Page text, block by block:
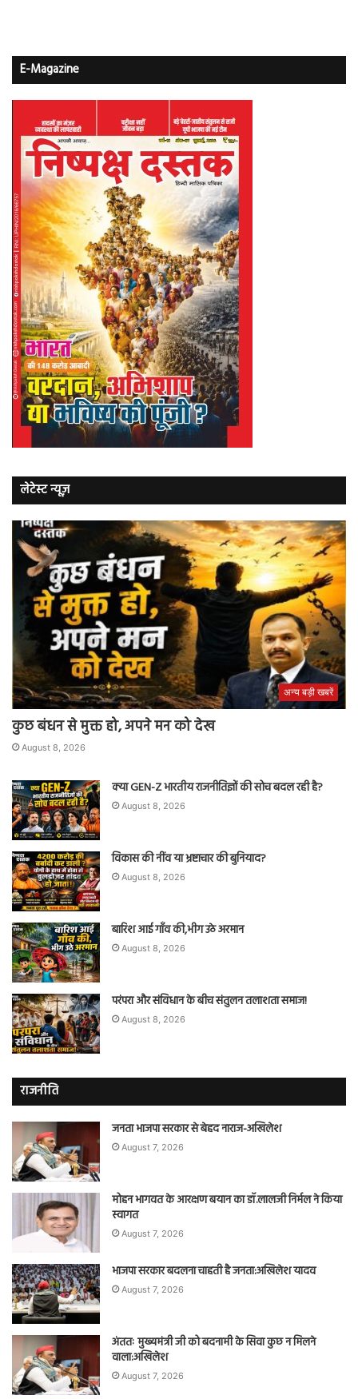
E-Magazine
लेटेस्ट न्यूज़
अन्य बड़ी खबरें
कुछ बंधन से मुक्त हो, अपने मन को देख
August 8, 2026
क्या GEN-Z भारतीय राजनीतिज्ञों की सोच बदल रही है?
August 8, 2026
विकास की नींव या भ्रष्टाचार की बुनियाद?
August 8, 2026
बारिश आई गाँव की,भीग उठे अरमान
August 8, 2026
परंपरा और संविधान के बीच संतुलन तलाशता समाज!
August 8, 2026
राजनीति
जनता भाजपा सरकार से बेहद नाराज-अखिलेश
August 7, 2026
मोहन भागवत के आरक्षण बयान का डॉ.लालजी निर्मल ने किया
स्वागत
August 7, 2026
भाजपा सरकार बदलना चाहती है जनता:अखिलेश यादव
August 7, 2026
अंततः मुख्यमंत्री जी को बदनामी के सिवा कुछ न मिलने
वाला:अखिलेश
August 7, 2026